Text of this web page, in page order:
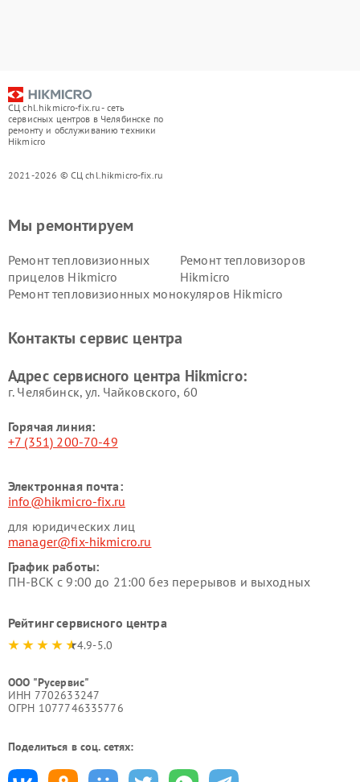
СЦ chl.hikmicro-fix.ru - сеть
сервисных центров в Челябинске по
ремонту и обслуживанию техники
Hikmicro
2021-2026 © СЦ chl.hikmicro-fix.ru
Мы ремонтируем
Ремонт тепловизионных
прицелов Hikmicro
Ремонт тепловизоров
Hikmicro
Ремонт тепловизионных монокуляров Hikmicro
Контакты сервис центра
Адрес сервисного центра Hikmicro:
г. Челябинск, ул. Чайковского, 60
Горячая линия:
+7 (351) 200-70-49
Электронная почта:
info@hikmicro-fix.ru
для юридических лиц
manager@fix-hikmicro.ru
График работы:
ПН-ВСК с 9:00 до 21:00 без перерывов и выходных
Рейтинг сервисного центра
4.9-5.0
ООО "Русервис"
ИНН 7702633247
ОГРН 1077746335776
Поделиться в соц. сетях: